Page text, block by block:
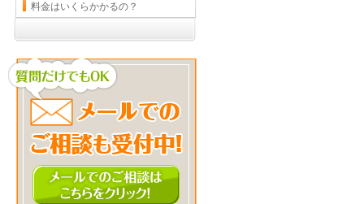
料金はいくらかかるの？